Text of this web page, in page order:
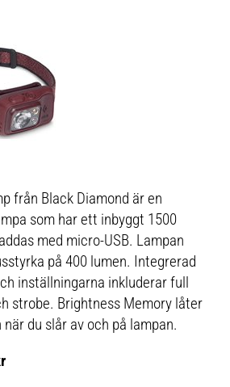
från Black Diamond är en
som har ett inbyggt 1500
med micro-USB. Lampan
på 400 lumen. Integrerad
inställningarna inkluderar full
strobe. Brightness Memory låter
du slår av och på lampan.